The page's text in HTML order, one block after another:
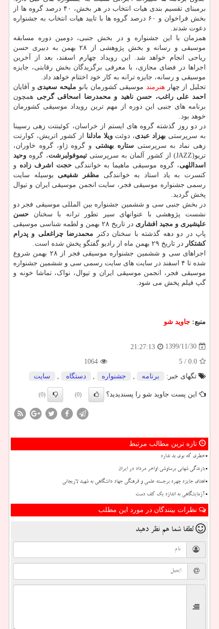
برمبنای تقسیم بندی هیات انتخاب در هر بخش، ۴۰ درصد گروه ها از
بخش فراخوان و ۶۰ درصد گروه ها با تایید هیات انتخاب به جشنواره
دعوت شدند.
همزمان با این جشنواره و در بخش جنبی، دومین دوره مسابقه
موسیقی و رسانه و بخش پژوهشی از ۲۸ بهمن به دبیری حسن
ریاحی انجام خواهد شد. این رویداد چهارم اسفند، بعد از آخرین
اجراها در فضای مجازی، با معرفی برگزیدگان بخش رقابتی، جایزه
موسیقی و رسانه، جایزه ترانه به کار خود اختتام خواهد داد.
تجلیل از چهارهنرمند موسیقی کشورمان بانو ملیحه سعیدی و آقایان
احمد علی راغب، حسن ناهید و محمدرضا اسحاقی گرجی همچون
برنامه های جنبی این دوره از مهم ترین رویداد موسیقی کشورمان
خوهد بود.
در دو روز گذشته گروه های ایستم از خراسان، کوئینتت زهی رسپینا
به سرپرستی بهزاد عبدی، دوئت ویلا مادلنا
از کشور اتریش، کوارتت
زهی نماد به سرپرستیستاره بهشتی و گروه ژاو، گروه خاوران،
تریو(JAZZ) از کشور آلمان به سرپرستی
تیموفولبرشت، گروه وحید
اسداللهی، گروه موسیقی ماهیما به خوانندگیحجت اشرف زاده و
کنسرت به یاد استاد به خوانندگی مظفر شفیعی بوسیله سایت
رسمی جشنواره موسیقی فجر، سایت انجمن موسیقی ایران و تیوال
پخش گردید.
در بخش جنبی سی و ششمین جشنواره بین المللی موسیقی فجر دو
نشست پژوهشی با عنوانهای سیر تطور ترانه با سخنان حسن
علیشیری و مجید افشاری
در تاریخ ۲۸ بهمن و لطمه شناسی موسیقی
پاپ در دو دهه گذشته با سخنان دکتر محمدرضا چراغعلی و پدرام
کشتکار در تاریخ ۲۹ بهمن ماه از رادیو گفتگو پخش شده است.
اجراهای سی و ششمین جشنواره موسیقی فجر از ۲۸ بهمن شروع
شده تا ۴ اسفند در سایت های سایت رسمی سی و ششمین جشنواره
موسیقی فجر، انجمن موسیقی ایران و تیوال، نواک، تماشا خونه و
گپ فیلم پخش می شود.
منبع: جاوید شو
1399/11/30
21:27:13
0.0
/ 5
1064
تگهای خبر:
برنامه , جشنواره , دستگاه , سایت
این پست جاوید شو را پسندیدید؟ (0)
(0)
تازه ترین مطالب مرتبط
خطری که بوی بد ندارد
بارندگی شهابی برساوشی اواخر مرداد در ایران
اهدای جایزه چهره برجسته علمی و فرهنگی جهاد دانشگاهی به شهید لاریجانی
آزمایشگاهی به اندازه یک کف دست
نظرات بینندگان در مورد این مطلب
لطفا شما هم نظر دهید